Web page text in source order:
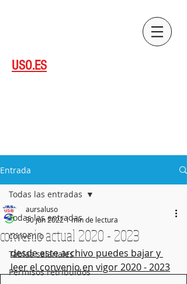
USO.ES
Entrada
Todas las entradas
convenio
Tablas salariales
Permisos retribuidos
Todas las entradas
convenio actual 2020 - 2023
aursaluso
30 jun 20221 min de lectura
desde este archivo puedes bajar y
leer el convenio en vigor 2020 - 2023